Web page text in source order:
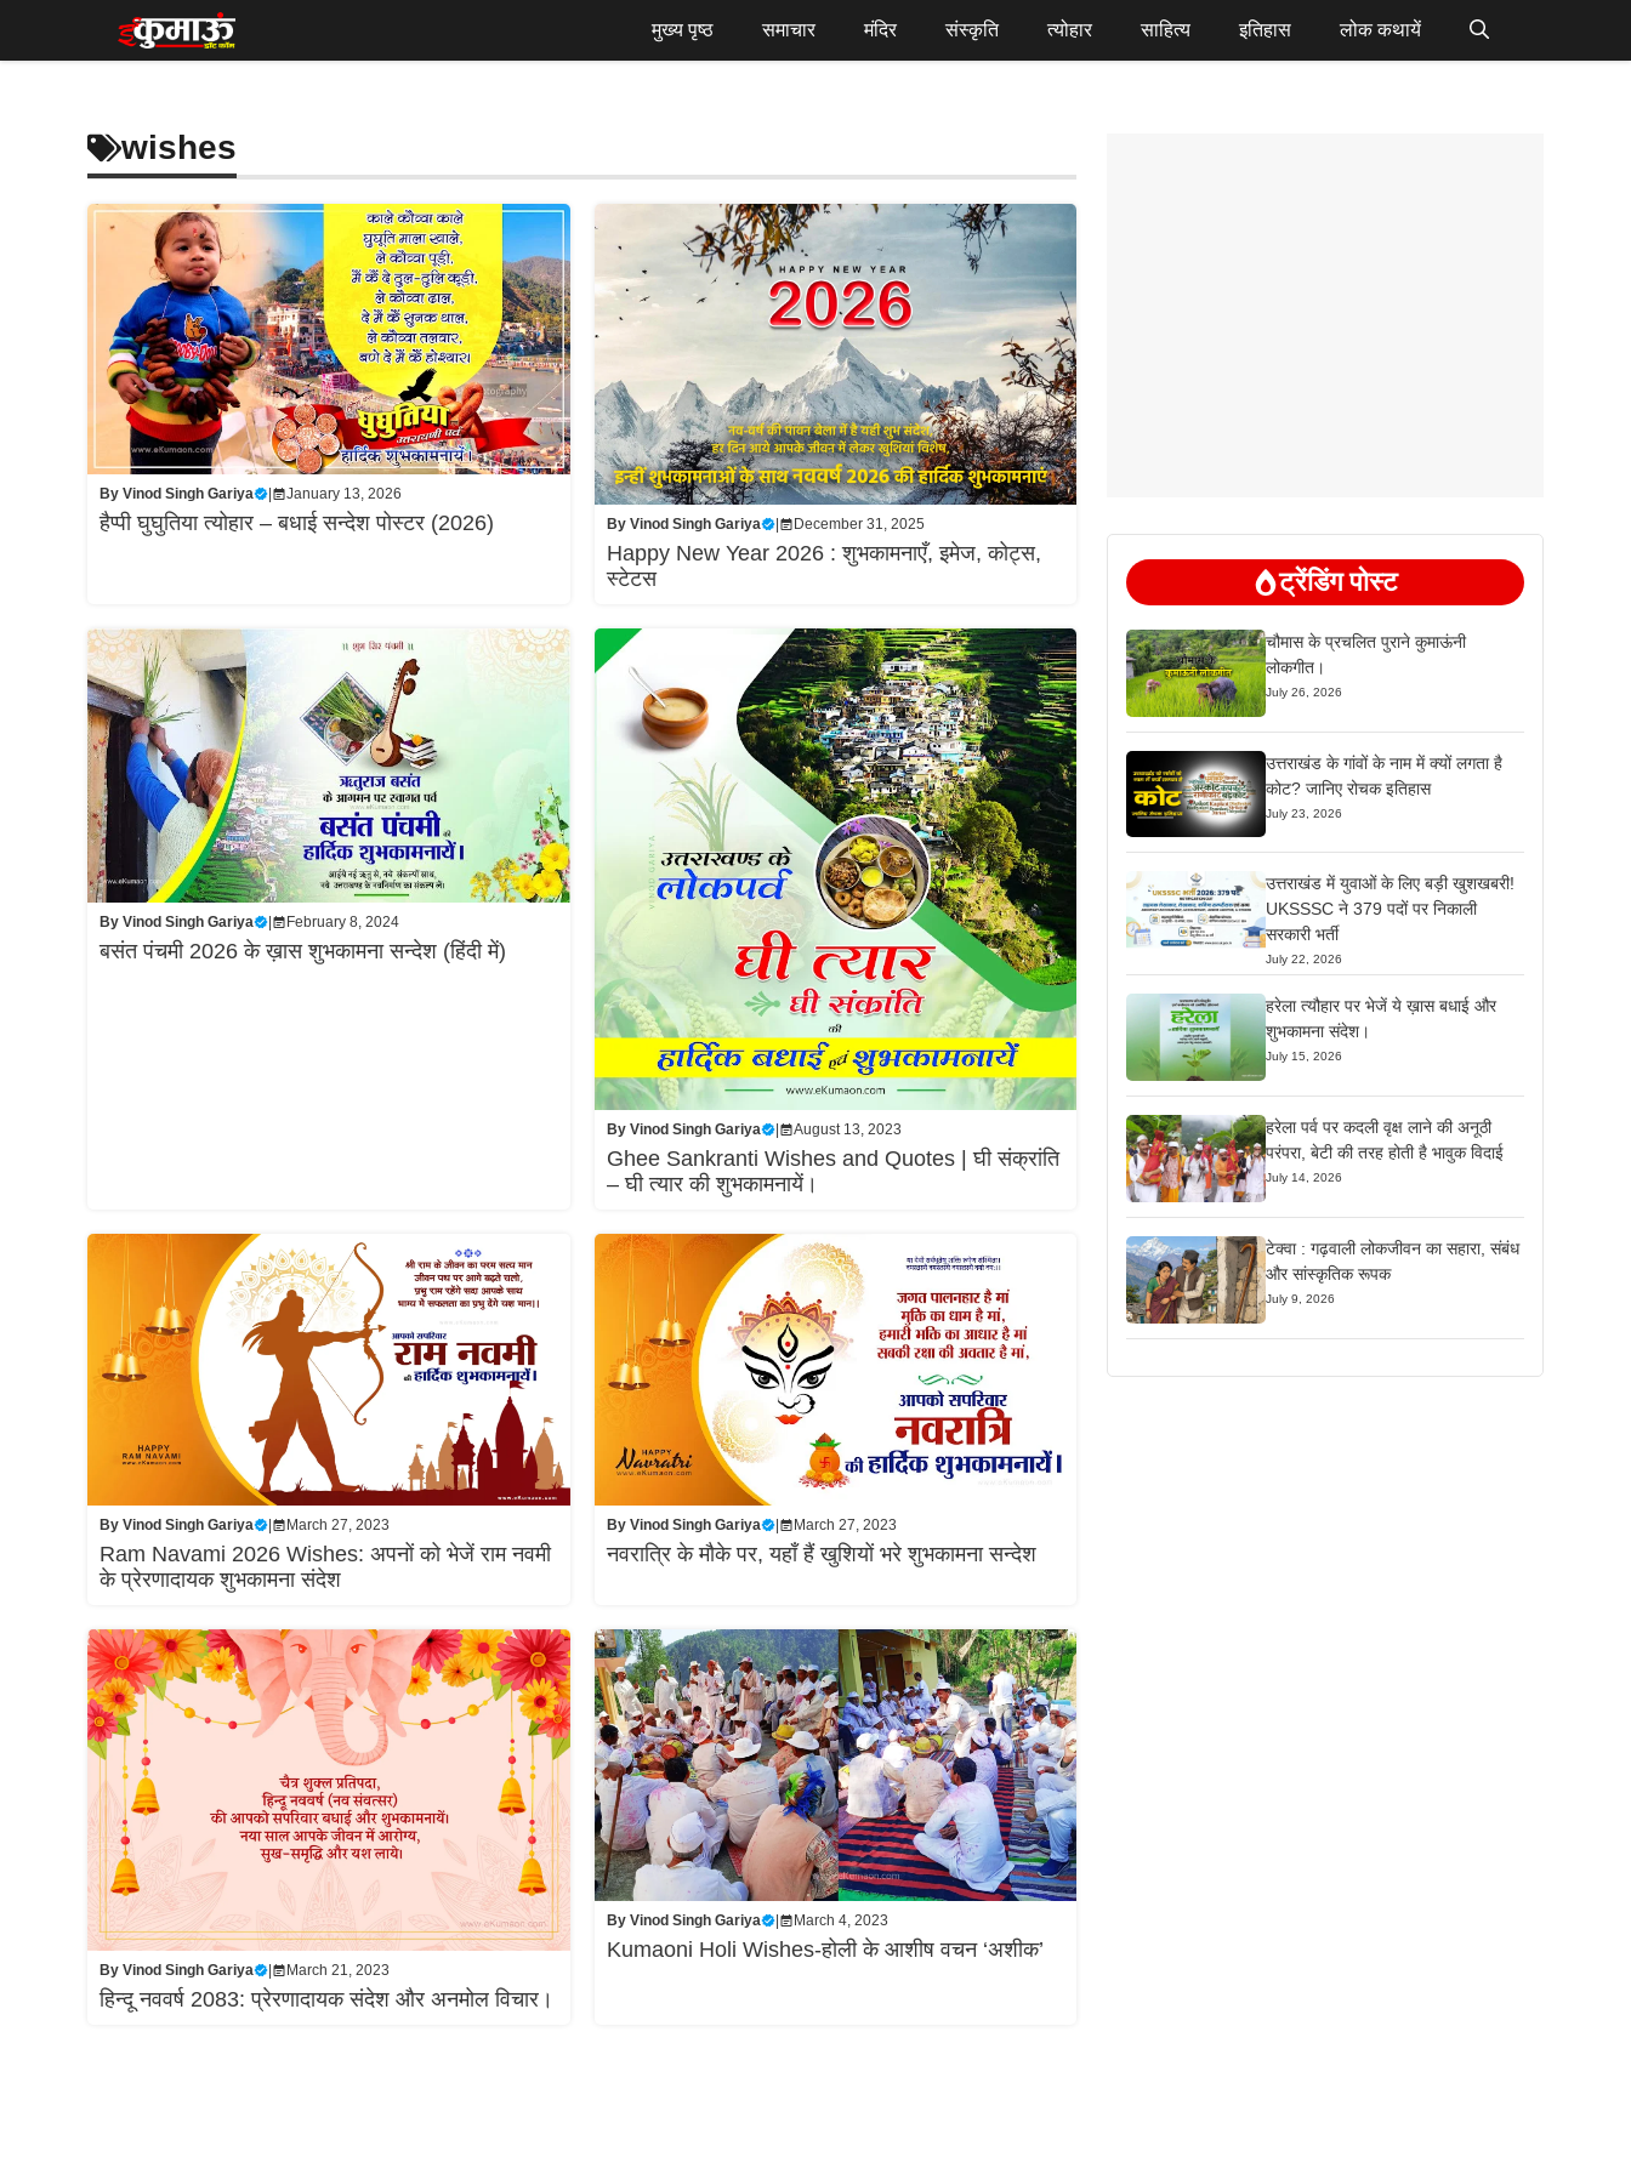
मुख्य पृष्ठ समाचार मंदिर संस्कृति त्योहार साहित्य इतिहास लोक कथायें
wishes
By Vinod Singh Gariya January 13, 2026
हैप्पी घुघुतिया त्योहार – बधाई सन्देश पोस्टर (2026) By Vinod Singh Gariya | December 31, 2025
Happy New Year 2026 : शुभकामनाएँ, इमेज, कोट्स,
स्टेटस
By Vinod Singh Gariya February 8, 2024
बसंत पंचमी 2026 के ख़ास शुभकामना सन्देश (हिंदी में)
By Vinod Singh Gariya | August 13, 2023
Ghee Sankranti Wishes and Quotes | घी संक्रांति
– घी त्यार की शुभकामनायें।
By Vinod Singh Gariya March 27, 2023
Ram Navami 2026 Wishes: अपनों को भेजें राम नवमी
के प्रेरणादायक शुभकामना संदेश
By Vinod Singh Gariya | March 27, 2023
नवरात्रि के मौके पर, यहाँ हैं खुशियों भरे शुभकामना सन्देश
By Vinod Singh Gariya March 21, 2023
हिन्दू नववर्ष 2083: प्रेरणादायक संदेश और अनमोल विचार।
By Vinod Singh Gariya | March 4, 2023
Kumaoni Holi Wishes-होली के आशीष वचन ‘अशीक’
ट्रेंडिंग पोस्ट
चौमास के प्रचलित पुराने कुमाऊंनी
लोकगीत।
July 26, 2026
उत्तराखंड के गांवों के नाम में क्यों लगता है
कोट? जानिए रोचक इतिहास
July 23, 2026
उत्तराखंड में युवाओं के लिए बड़ी खुशखबरी!
UKSSSC ने 379 पदों पर निकाली
सरकारी भर्ती
July 22, 2026
हरेला त्यौहार पर भेजें ये ख़ास बधाई और
शुभकामना संदेश।
July 15, 2026
हरेला पर्व पर कदली वृक्ष लाने की अनूठी
परंपरा, बेटी की तरह होती है भावुक विदाई
July 14, 2026
टेक्वा : गढ़वाली लोकजीवन का सहारा, संबंध
और सांस्कृतिक रूपक
July 9, 2026